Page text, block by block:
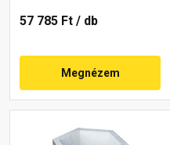
57 785 Ft / db
Megnézem